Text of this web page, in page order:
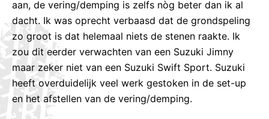
aan, de vering/demping is zelfs nòg beter dan ik al
dacht. Ik was oprecht verbaasd dat de grondspeling
zo groot is dat helemaal niets de stenen raakte. Ik
zou dit eerder verwachten van een Suzuki Jimny
maar zeker niet van een Suzuki Swift Sport. Suzuki
heeft overduidelijk veel werk gestoken in de set-up
en het afstellen van de vering/demping.